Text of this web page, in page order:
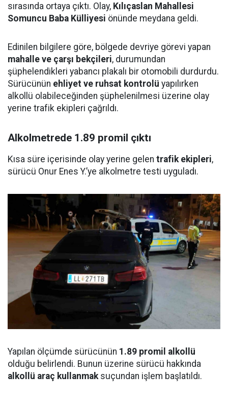
sırasında ortaya çıktı. Olay, Kılıçaslan Mahallesi
Somuncu Baba Külliyesi önünde meydana geldi.
Edinilen bilgilere göre, bölgede devriye görevi yapan
mahalle ve çarşı bekçileri, durumundan
şüphelendikleri yabancı plakalı bir otomobili durdurdu.
Sürücünün ehliyet ve ruhsat kontrolü yapılırken
alkollü olabileceğinden şüphelenilmesi üzerine olay
yerine trafik ekipleri çağrıldı.
Alkolmetrede 1.89 promil çıktı
Kısa süre içerisinde olay yerine gelen trafik ekipleri,
sürücü Onur Enes Y.’ye alkolmetre testi uyguladı.
Yapılan ölçümde sürücünün 1.89 promil alkollü
olduğu belirlendi. Bunun üzerine sürücü hakkında
alkollü araç kullanmaksuçundan işlem başlatıldı.